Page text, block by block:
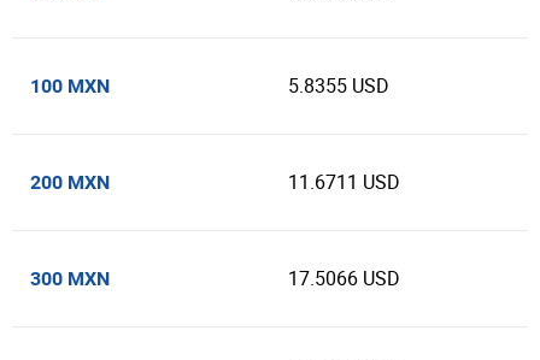
100 MXN 5.8355 USD
200 MXN 11.6711 USD
300 MXN 17.5066 USD